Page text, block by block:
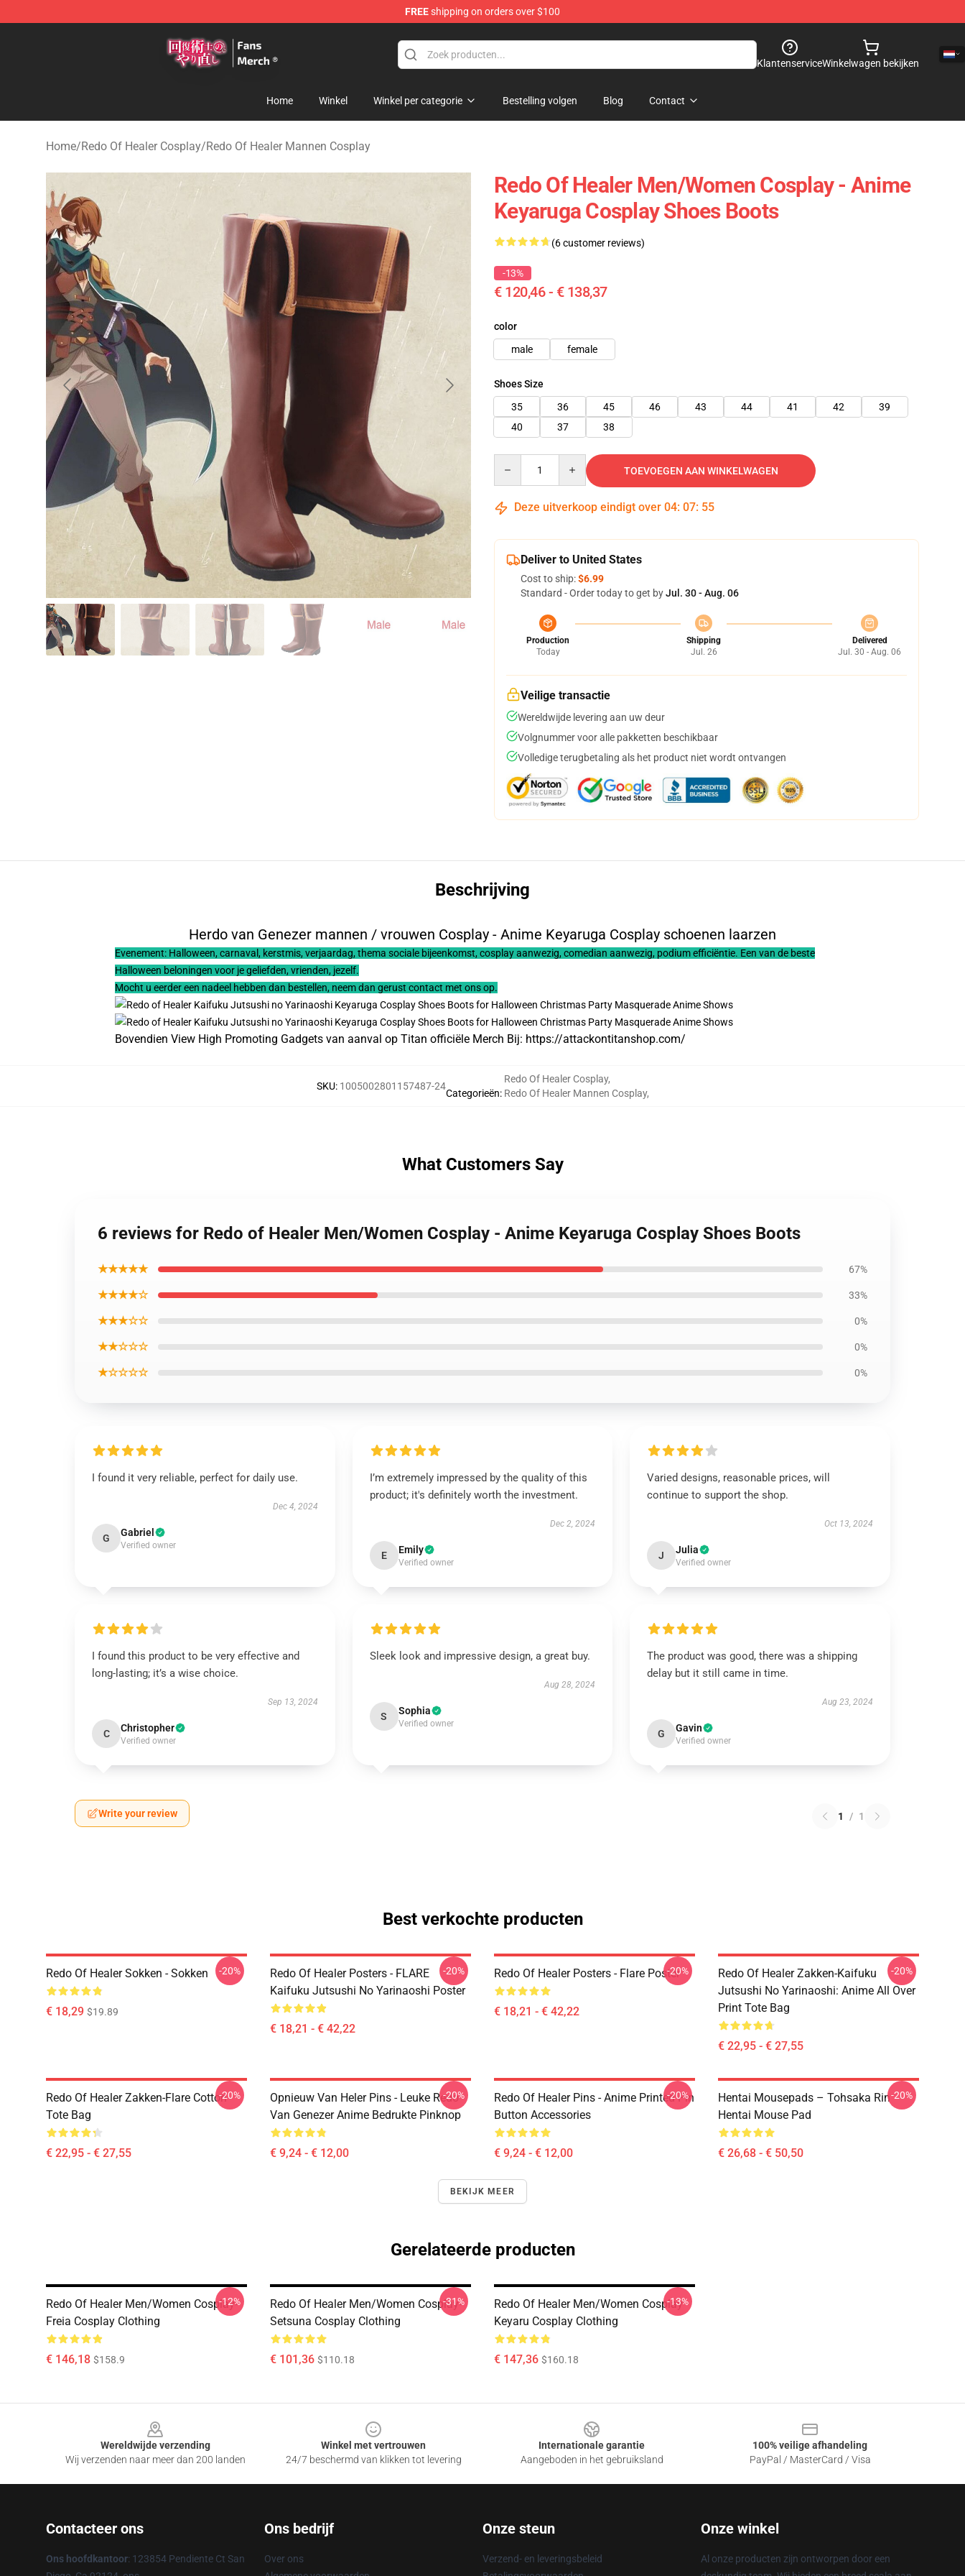
FREEshipping on orders over $100
KlantenserviceWinkelwagen bekijken
Home Winkel Winkel per categorie Bestelling volgen Blog Contact
Home/Redo Of Healer Cosplay/Redo Of Healer Mannen Cosplay
Redo Of Healer Men/Women Cosplay - Anime
Keyaruga Cosplay Shoes Boots
(6 customer reviews)
-13%
€ 120,46 - € 138,37
color
male
female
Shoes Size
35
36 45 46 43 44 41 42
39
40
37 38
TOEVOEGEN AAN WINKELWAGEN
Deze uitverkoop eindigt over 04: 07: 54
Deliver to United States
Cost to ship:$6.99
Standard - Order today to get byJul. 30 - Aug. 06
Production
Today
Shipping
Jul. 26
Delivered
Jul. 30 - Aug. 06
Veilige transactie
Wereldwijde levering aan uw deur
Volgnummer voor alle pakketten beschikbaar
Volledige terugbetaling als het product niet wordt ontvangen
Beschrijving
Herdo van Genezer mannen / vrouwen Cosplay - Anime Keyaruga Cosplay schoenen laarzen
Evenement: Halloween, carnaval, kerstmis, verjaardag, thema sociale bijeenkomst, cosplay aanwezig, comedian aanwezig, podium efficiëntie. Een van de beste
Halloween beloningen voor je geliefden, vrienden, jezelf.
Mocht u eerder een nadeel hebben dan bestellen, neem dan gerust contact met ons op.
Bovendien View High Promoting Gadgets van aanval op Titan officiële Merch Bij: https://attackontitanshop.com/
SKU: 1005002801157487-24
Categorieën:
Redo Of Healer Cosplay,
Redo Of Healer Mannen Cosplay,
What Customers Say
6 reviews for Redo of Healer Men/Women Cosplay - Anime Keyaruga Cosplay Shoes Boots
★★★★★ 67%
★★★★☆ 33%
★★★☆☆ 0%
★★☆☆☆ 0%
★☆☆☆☆ 0%
I found it very reliable, perfect for daily use.
Dec 4, 2024
G Gabriel
Verified owner
I’m extremely impressed by the quality of this
product; it's definitely worth the investment.
Dec 2, 2024
E Emily
Verified owner
Varied designs, reasonable prices, will
continue to support the shop.
Oct 13, 2024
J Julia
Verified owner
I found this product to be very effective and
long-lasting; it’s a wise choice.
Sep 13, 2024
C Christopher
Verified owner
Sleek look and impressive design, a great buy.
Aug 28, 2024
S Sophia
Verified owner
The product was good, there was a shipping
delay but it still came in time.
Aug 23, 2024
G Gavin
Verified owner
Write your review 1 / 1
Best verkochte producten
Redo Of Healer Sokken - Sokken
€ 18,29 $19.89
-20%
Redo Of Healer Posters - FLARE
Kaifuku Jutsushi No Yarinaoshi Poster
€ 18,21 - € 42,22
-20% Redo Of Healer Posters - Flare Poster
€ 18,21 - € 42,22
-20%
Redo Of Healer Zakken-Kaifuku
Jutsushi No Yarinaoshi: Anime All Over
Print Tote Bag
€ 22,95 - € 27,55
-20%
Redo Of Healer Zakken-Flare Cotton
Tote Bag
€ 22,95 - € 27,55
-20%
Opnieuw Van Heler Pins - Leuke Redo
Van Genezer Anime Bedrukte Pinknop
€ 9,24 - € 12,00
-20%
Redo Of Healer Pins - Anime Printed Pin
Button Accessories
€ 9,24 - € 12,00
-20%
Hentai Mousepads – Tohsaka Rin
Hentai Mouse Pad
€ 26,68 - € 50,50
-20%
BEKIJK MEER
Gerelateerde producten
Redo Of Healer Men/Women Cosplay-
Freia Cosplay Clothing
€ 146,18 $158.9
-12%
Redo Of Healer Men/Women Cosplay-
Setsuna Cosplay Clothing
€ 101,36 $110.18
-31%
Redo Of Healer Men/Women Cosplay -
Keyaru Cosplay Clothing
€ 147,36 $160.18
-13%
Wereldwijde verzending
Wij verzenden naar meer dan 200 landen
Winkel met vertrouwen
24/7 beschermd van klikken tot levering
Internationale garantie
Aangeboden in het gebruiksland
100% veilige afhandeling
PayPal / MasterCard / Visa
Contacteer ons
Ons hoofdkantoor: 123854 Pendiente Ct San
Ons bedrijf
Over ons
Onze steun
Verzend- en leveringsbeleid
Onze winkel
Al onze producten zijn ontworpen door een